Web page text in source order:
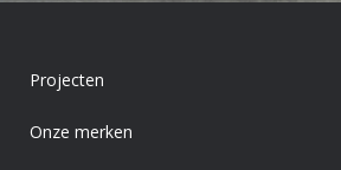
Projecten
Onze merken